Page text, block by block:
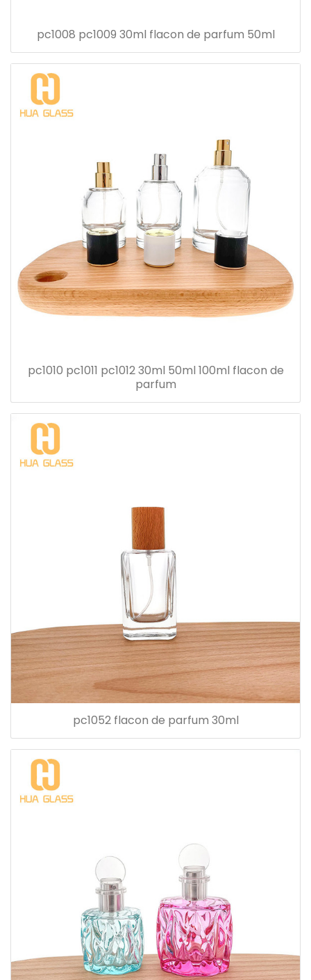
pc1008 pc1009 30ml flacon de parfum 50ml
pc1010 pc1011 pc1012 30ml 50ml 100ml flacon de
parfum
pc1052 flacon de parfum 30ml